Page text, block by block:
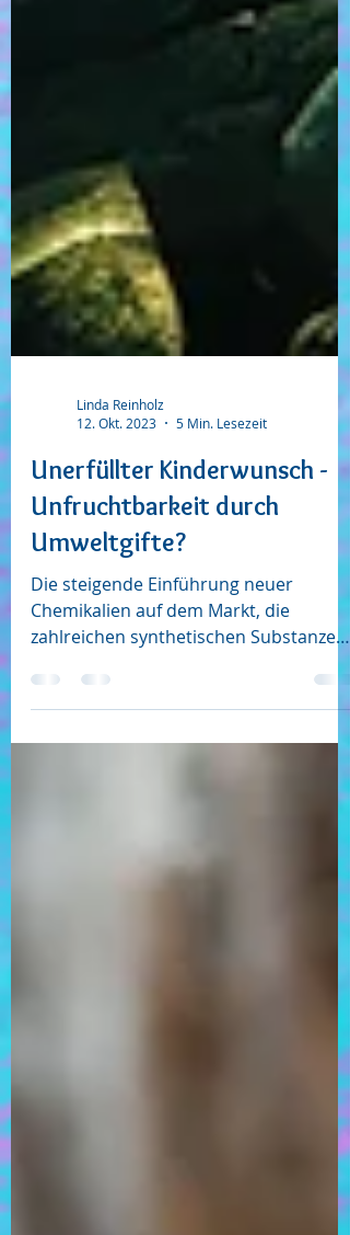
Linda Reinholz
12. Okt. 2023
5 Min. Lesezeit
Unerfüllter Kinderwunsch -
Unfruchtbarkeit durch
Umweltgifte?
Chemikalien auf dem Markt, die
zahlreichen synthetischen Substanzen,
denen wir täglich ausgesetzt sind ..